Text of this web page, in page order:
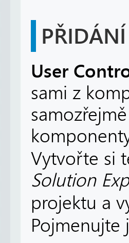
User
sami z
Vytvořte si
Solution
projektu a
Pojmenujte